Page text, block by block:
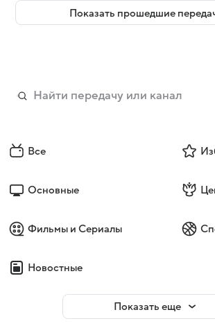
Показать прошедшие
Все
Основные
Фильмы и Сериалы
Новостные
Показать еще